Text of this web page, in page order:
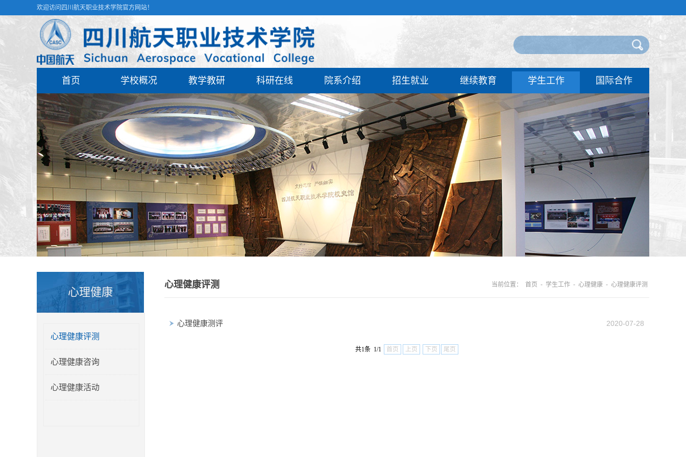
欢迎访问四川航天职业技术学院官方网站！
首页 学校概况 教学教研 科研在线 院系介绍 招生就业 继续教育 学生工作 国际合作
心理健康
心理健康评测
心理健康咨询
心理健康活动
心理健康评测 当前位置： 首页 - 学生工作 - 心理健康 - 心理健康评测
心理健康测评 2020-07-28
共1条 1/1 首页 上页 下页 尾页